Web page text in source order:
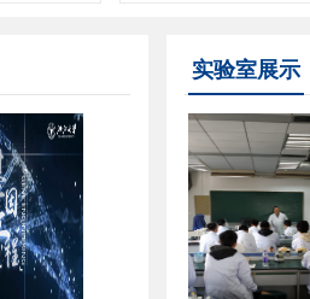
实验室展示